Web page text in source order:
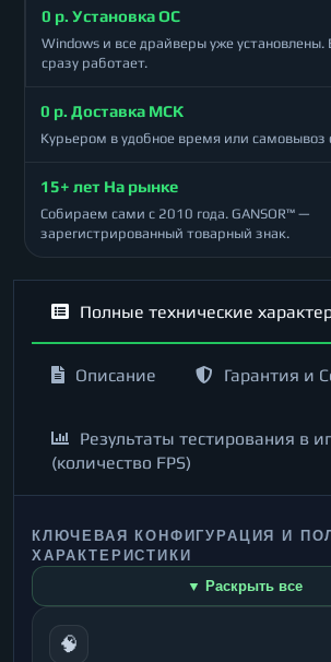
0 р. Установка ОС
Windows и все драйверы уже
сразу работает.
0 р. Доставка МСК
Курьером в удобное время или самовывоз
15+ лет На рынке
Собираем сами с 2010 года. GANSOR™ —
зарегистрированный товарный знак.
Полные технические
Описание Гарантия и
Результаты тестирования в
(количество FPS)
КЛЮЧЕВАЯ КОНФИГУРАЦИЯ И
ХАРАКТЕРИСТИКИ
▼ Раскрыть все
🧠